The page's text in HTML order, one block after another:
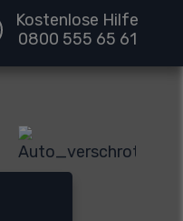
Kostenlose Hilfe
0800 555 65 61